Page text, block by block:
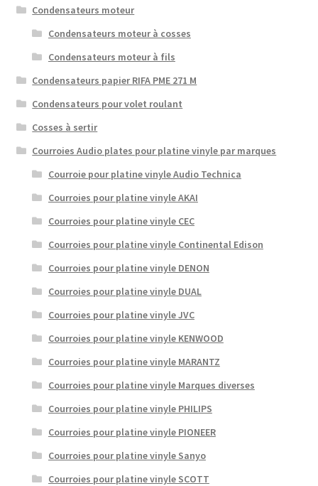
Condensateurs moteur
Condensateurs moteur à cosses
Condensateurs moteur à fils
Condensateurs papier RIFA PME 271 M
Condensateurs pour volet roulant
Cosses à sertir
Courroies Audio plates pour platine vinyle par marques
Courroie pour platine vinyle Audio Technica
Courroies pour platine vinyle AKAI
Courroies pour platine vinyle CEC
Courroies pour platine vinyle Continental Edison
Courroies pour platine vinyle DENON
Courroies pour platine vinyle DUAL
Courroies pour platine vinyle JVC
Courroies pour platine vinyle KENWOOD
Courroies pour platine vinyle MARANTZ
Courroies pour platine vinyle Marques diverses
Courroies pour platine vinyle PHILIPS
Courroies pour platine vinyle PIONEER
Courroies pour platine vinyle Sanyo
Courroies pour platine vinyle SCOTT